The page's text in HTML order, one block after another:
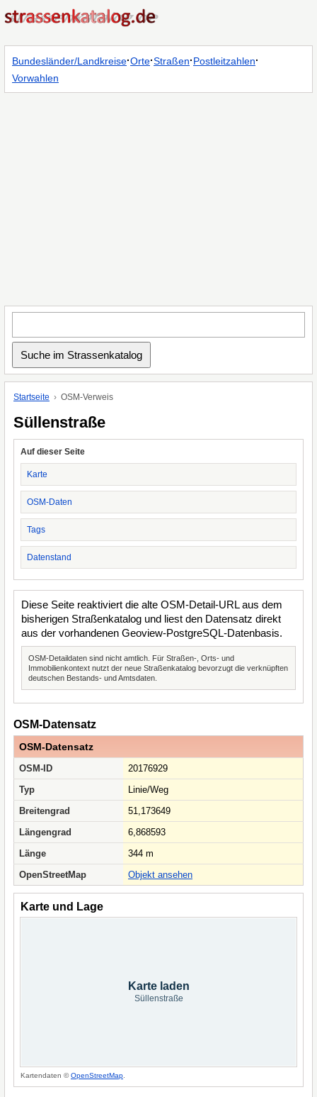
Bundesländer/Landkreise·Orte·Straßen·Postleitzahlen·
Vorwahlen
Startseite OSM-Verweis
Süllenstraße
Auf dieser Seite
Karte
OSM-Daten
Tags
Datenstand
Diese Seite reaktiviert die alte OSM-Detail-URL aus dem
bisherigen Straßenkatalog und liest den Datensatz direkt
aus der vorhandenen Geoview-PostgreSQL-Datenbasis.
OSM-Detaildaten sind nicht amtlich. Für Straßen-, Orts- und
Immobilienkontext nutzt der neue Straßenkatalog bevorzugt die verknüpften
deutschen Bestands- und Amtsdaten.
OSM-Datensatz
OSM-Datensatz
OSM-ID
20176929
Typ
Linie/Weg
Breitengrad
51,173649
Längengrad
6,868593
Länge
344 m
OpenStreetMap
Objekt ansehen
Karte und Lage
Karte laden
Süllenstraße
Kartendaten ©OpenStreetMap